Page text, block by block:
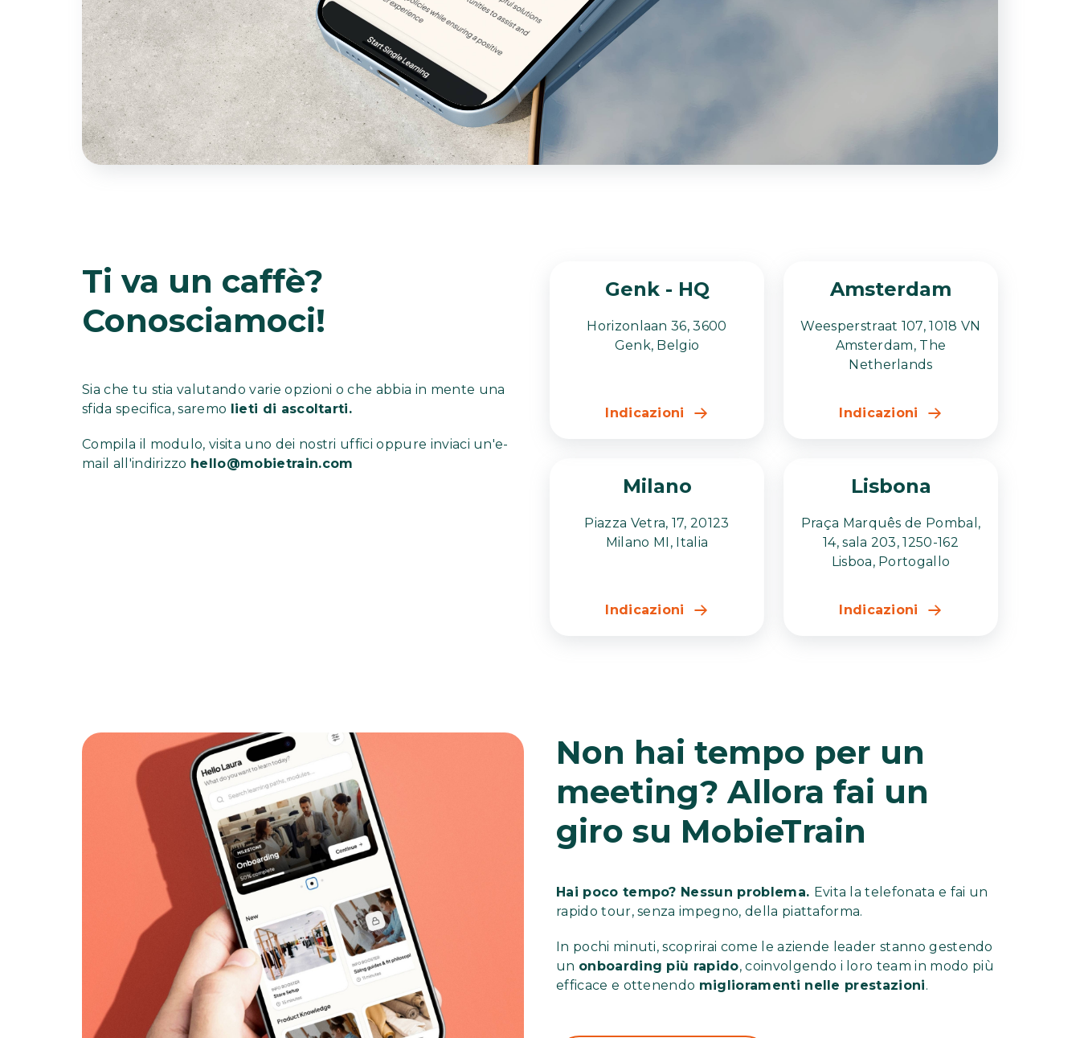
Ti va un caffè?
Conosciamoci!
Sia che tu stia valutando varie opzioni o che abbia in mente una
sfida specifica, saremo lieti di ascoltarti.
Compila il modulo, visita uno dei nostri uffici oppure inviaci un'e-
mail all'indirizzo hello@mobietrain.com
Genk - HQ
Horizonlaan 36, 3600
Genk, Belgio
Indicazioni
Amsterdam
Weesperstraat 107, 1018 VN
Amsterdam, The
Netherlands
Indicazioni
Milano
Piazza Vetra, 17, 20123
Milano MI, Italia
Indicazioni
Lisbona
Praça Marquês de Pombal,
14, sala 203, 1250-162
Lisboa, Portogallo
Indicazioni
Non hai tempo per un
meeting? Allora fai un
giro su MobieTrain
Hai poco tempo? Nessun problema. Evita la telefonata e fai un
rapido tour, senza impegno, della piattaforma.
In pochi minuti, scoprirai come le aziende leader stanno gestendo
un onboarding più rapido, coinvolgendo i loro team in modo più
efficace e ottenendo miglioramenti nelle prestazioni.